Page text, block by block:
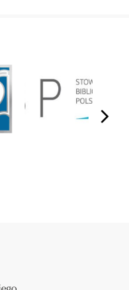
next